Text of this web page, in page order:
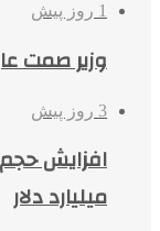
1 روز پیش
وزیر صمت
3 روز پیش
میلیارد دلار